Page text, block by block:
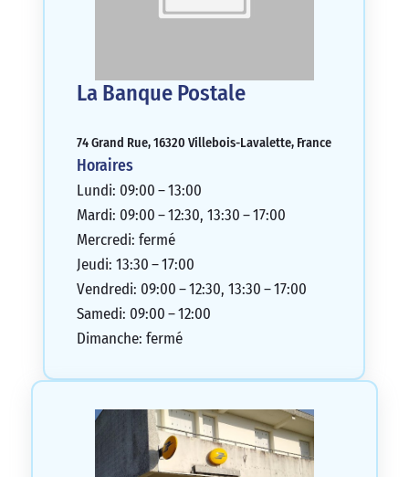
La Banque Postale
74 Grand Rue, 16320 Villebois-Lavalette, France
Horaires
Lundi: 09:00 – 13:00
Mardi: 09:00 – 12:30, 13:30 – 17:00
Mercredi: fermé
Jeudi: 13:30 – 17:00
Vendredi: 09:00 – 12:30, 13:30 – 17:00
Samedi: 09:00 – 12:00
Dimanche: fermé